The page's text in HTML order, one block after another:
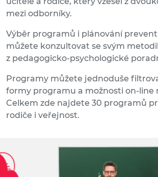
mezi odborníky.
Výběr programů i plánování
můžete konzultovat se svým
z pedagogicko-psychologické
Programy můžete jednoduše
formy programu a možnosti on-line
Celkem zde najdete 30 programů
rodiče i veřejnost.